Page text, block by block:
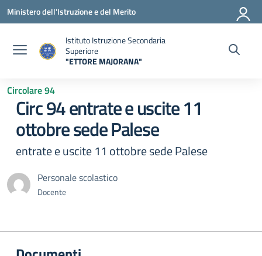
Vai ai contenuti
Vai al menu di navigazione
Vai al footer
Ministero dell'Istruzione e del Merito
Istituto Istruzione Secondaria
Superiore
"ETTORE MAJORANA"
Circolare 94
Circ 94 entrate e uscite 11
ottobre sede Palese
entrate e uscite 11 ottobre sede Palese
Personale scolastico
Docente